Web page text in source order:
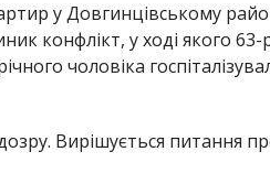
у Довгинцівському
конфлікт, у ході якого 63-
чоловіка
Вирішується питання